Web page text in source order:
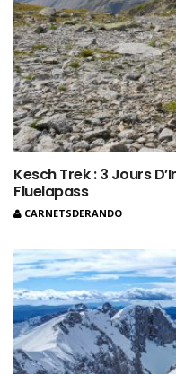
Kesch Trek : 3 Jours
Fluelapass
CARNETSDERANDO